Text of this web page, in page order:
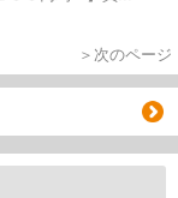
＞次のページ